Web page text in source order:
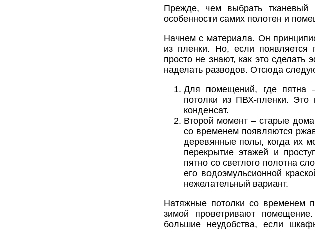
Прежде, чем выбрать тканевый
особенности самих полотен и
Начнем с материала. Он
из пленки. Но, если появляется
просто не знают, как это сделать
наделать разводов. Отсюда
Для помещений, где пятна
потолки из ПВХ-пленки. Это
конденсат.
Второй момент – старые
со временем появляются
деревянные полы, когда их
перекрытие этажей и
пятно со светлого полотна
его водоэмульсионной
нежелательный вариант.
Натяжные потолки со временем
зимой проветривают
большие неудобства, если